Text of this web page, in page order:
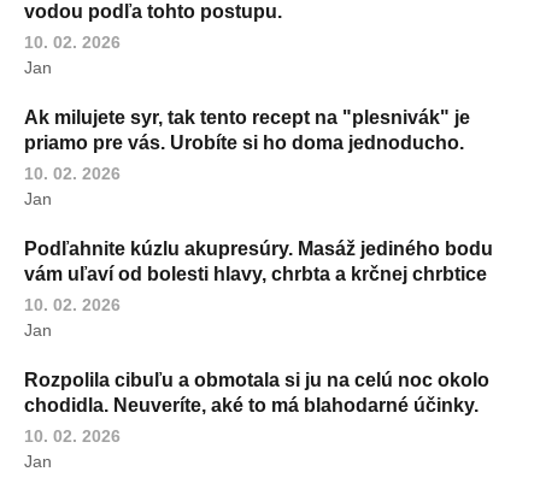
vodou podľa tohto postupu.
10. 02. 2026
Jan
Ak milujete syr, tak tento recept na "plesnivák" je
priamo pre vás. Urobíte si ho doma jednoducho.
10. 02. 2026
Jan
Podľahnite kúzlu akupresúry. Masáž jediného bodu
vám uľaví od bolesti hlavy, chrbta a krčnej chrbtice
10. 02. 2026
Jan
Rozpolila cibuľu a obmotala si ju na celú noc okolo
chodidla. Neuveríte, aké to má blahodarné účinky.
10. 02. 2026
Jan